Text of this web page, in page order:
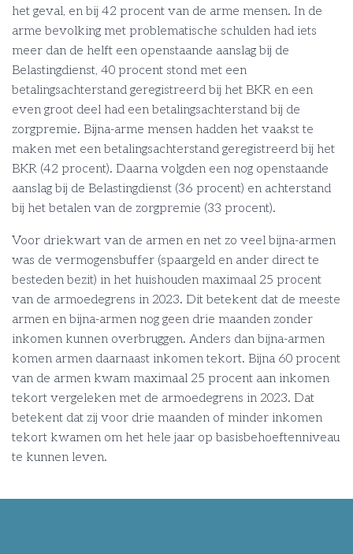
het geval, en bij 42 procent van de arme mensen. In de
arme bevolking met problematische schulden had iets
meer dan de helft een openstaande aanslag bij de
Belastingdienst, 40 procent stond met een
betalingsachterstand geregistreerd bij het BKR en een
even groot deel had een betalingsachterstand bij de
zorgpremie. Bijna-arme mensen hadden het vaakst te
maken met een betalingsachterstand geregistreerd bij het
BKR (42 procent). Daarna volgden een nog openstaande
aanslag bij de Belastingdienst (36 procent) en achterstand
bij het betalen van de zorgpremie (33 procent).
Voor driekwart van de armen en net zo veel bijna-armen
was de vermogensbuffer (spaargeld en ander direct te
besteden bezit) in het huishouden maximaal 25 procent
van de armoedegrens in 2023. Dit betekent dat de meeste
armen en bijna-armen nog geen drie maanden zonder
inkomen kunnen overbruggen. Anders dan bijna-armen
komen armen daarnaast inkomen tekort. Bijna 60 procent
van de armen kwam maximaal 25 procent aan inkomen
tekort vergeleken met de armoedegrens in 2023. Dat
betekent dat zij voor drie maanden of minder inkomen
tekort kwamen om het hele jaar op basisbehoeftenniveau
te kunnen leven.